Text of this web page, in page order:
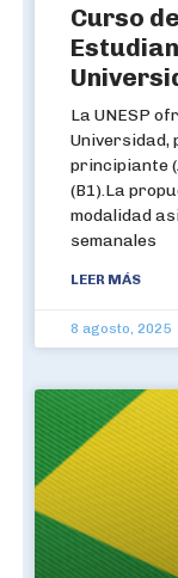
Curso
La UNESP
Universidad,
principiante
(B1).La
modalidad
semanales
LEER MÁS
8 agosto, 2025